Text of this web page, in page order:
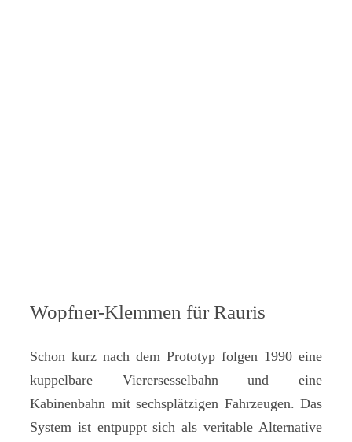
Wopfner-Klemmen für Rauris
Schon kurz nach dem Prototyp folgen 1990 eine
kuppelbare Vierersesselbahn und eine
Kabinenbahn mit sechsplätzigen Fahrzeugen. Das
System ist entpuppt sich als veritable Alternative